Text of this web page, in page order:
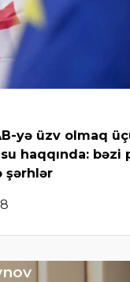
yə üzv olmaq
haqqında: bəzi
şərhlər